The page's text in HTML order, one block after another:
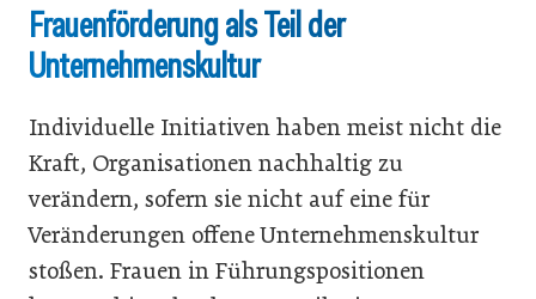
Frauenförderung als Teil der
Unternehmenskultur
Individuelle Initiativen haben meist nicht die
Kraft, Organisationen nachhaltig zu
verändern, sofern sie nicht auf eine für
Veränderungen offene Unternehmenskultur
stoßen. Frauen in Führungspositionen